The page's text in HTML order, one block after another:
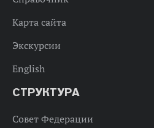
Карта сайта
Экскурсии
English
СТРУКТУРА
Совет Федерации